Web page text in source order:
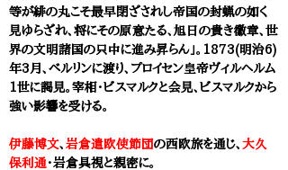
等が緋の丸こそ最早閉ざされし帝国の封蝋の如く
見ゆらざれ、将にその原意たる、旭日の貴き徽章、世
界の文明諸国の只中に進み昇らん」。1873(明治6)
年3月、ベルリンに渡り、プロイセン皇帝ヴィルヘルム
1世に謁見。宰相・ビスマルクと会見、ビスマルクから
強い影響を受ける。
伊藤博文、 岩倉遣欧使節団の西欧旅を通じ、 大久
保利通 ・岩倉具視と親密に。